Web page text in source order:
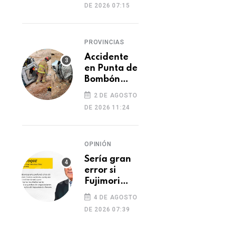
DE 2026 07:15
PROVINCIAS
Accidente
en Punta de
Bombón
deja un
muerto y
dos heridos
2 DE AGOSTO
DE 2026 11:24
OPINIÓN
Sería gran
error si
Fujimori
indulta a
Castillo o
Toledo
4 DE AGOSTO
DE 2026 07:39